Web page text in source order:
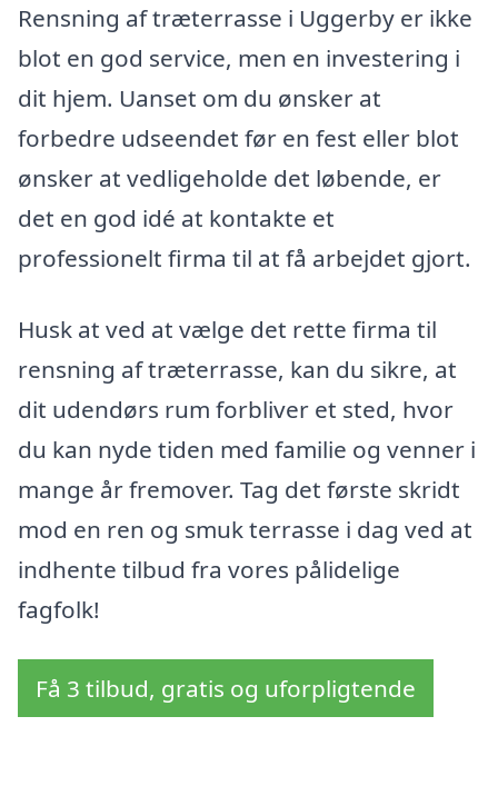
Rensning af træterrasse i Uggerby er ikke
blot en god service, men en investering i
dit hjem. Uanset om du ønsker at
forbedre udseendet før en fest eller blot
ønsker at vedligeholde det løbende, er
det en god idé at kontakte et
professionelt firma til at få arbejdet gjort.
Husk at ved at vælge det rette firma til
rensning af træterrasse, kan du sikre, at
dit udendørs rum forbliver et sted, hvor
du kan nyde tiden med familie og venner i
mange år fremover. Tag det første skridt
mod en ren og smuk terrasse i dag ved at
indhente tilbud fra vores pålidelige
fagfolk!
Få 3 tilbud, gratis og uforpligtende